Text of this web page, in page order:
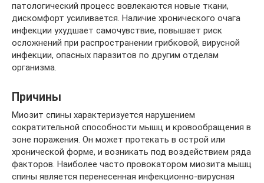
патологический процесс вовлекаются новые ткани,
дискомфорт усиливается. Наличие хронического очага
инфекции ухудшает самочувствие, повышает риск
осложнений при распространении грибковой, вирусной
инфекции, опасных паразитов по другим отделам
организма.
Причины
Миозит спины характеризуется нарушением
сократительной способности мышц и кровообращения в
зоне поражения. Он может протекать в острой или
хронической форме, и возникать под воздействием ряда
факторов. Наиболее часто провокатором миозита мышц
спины является перенесенная инфекционно-вирусная